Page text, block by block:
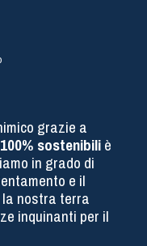
grazie a
sostenibiliè
in grado di
e il
nostra terra
inquinanti per il